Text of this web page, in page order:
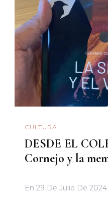
CULTURA
DESDE EL
Cornejo y la
En 29 De Julio De 2024